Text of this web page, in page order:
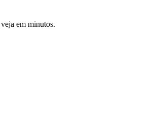
em minutos.